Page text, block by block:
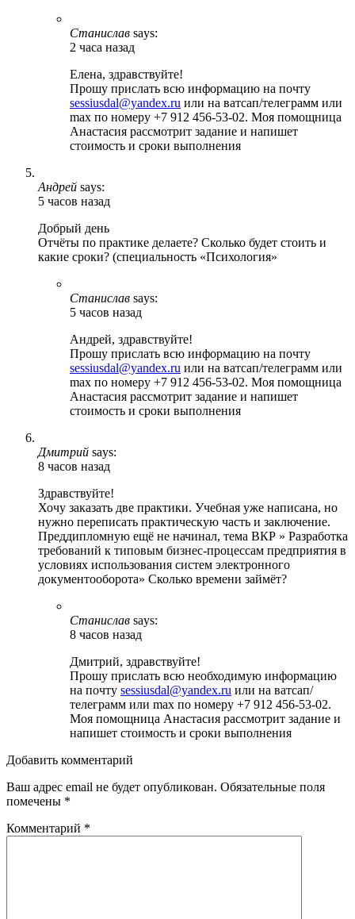
Станислав says:
2 часа назад
Елена, здравствуйте!
Прошу прислать всю информацию на почту
sessiusdal@yandex.ru или на ватсап/телеграмм или
max по номеру +7 912 456-53-02. Моя помощница
Анастасия рассмотрит задание и напишет
стоимость и сроки выполнения
Андрей says:
5 часов назад
Добрый день
Отчёты по практике делаете? Сколько будет стоить и
какие сроки? (специальность «Психология»
Станислав says:
5 часов назад
Андрей, здравствуйте!
Прошу прислать всю информацию на почту
sessiusdal@yandex.ru или на ватсап/телеграмм или
max по номеру +7 912 456-53-02. Моя помощница
Анастасия рассмотрит задание и напишет
стоимость и сроки выполнения
Дмитрий says:
8 часов назад
Здравствуйте!
Хочу заказать две практики. Учебная уже написана, но
нужно переписать практическую часть и заключение.
Преддипломную ещё не начинал, тема ВКР » Разработка
требований к типовым бизнес-процессам предприятия в
условиях использования систем электронного
документооборота» Сколько времени займёт?
Станислав says:
8 часов назад
Дмитрий, здравствуйте!
Прошу прислать всю необходимую информацию
на почту sessiusdal@yandex.ru или на ватсап/
телеграмм или max по номеру +7 912 456-53-02.
Моя помощница Анастасия рассмотрит задание и
напишет стоимость и сроки выполнения
Добавить комментарий
Ваш адрес email не будет опубликован. Обязательные поля
помечены *
Комментарий *